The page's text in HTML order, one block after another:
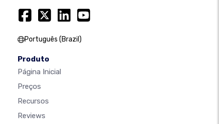
Português (Brazil)
Produto
Página Inicial
Preços
Recursos
Reviews